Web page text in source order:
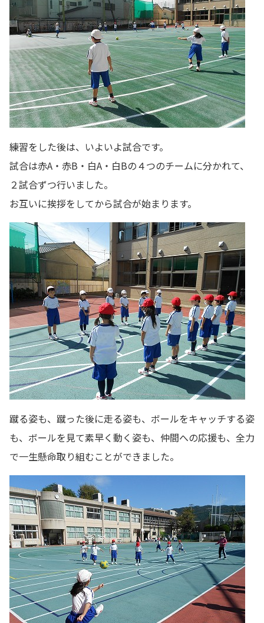
練習をした後は、いよいよ試合です。
試合は赤A・赤B・白A・白Bの４つのチームに分かれて、
２試合ずつ行いました。
お互いに挨拶をしてから試合が始まります。
蹴る姿も、蹴った後に走る姿も、ボールをキャッチする姿
も、ボールを見て素早く動く姿も、仲間への応援も、全力
で一生懸命取り組むことができました。